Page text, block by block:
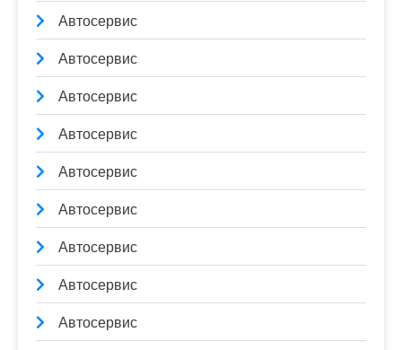
Автосервис
Автосервис
Автосервис
Автосервис
Автосервис
Автосервис
Автосервис
Автосервис
Автосервис